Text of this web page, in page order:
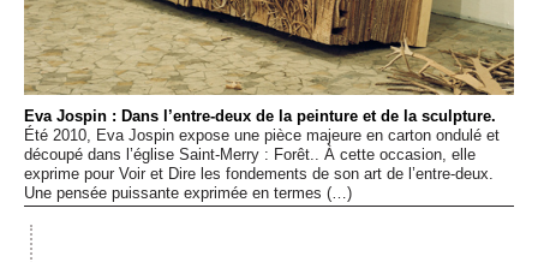
Événements
Sacré
Eva Jospin : Dans l’entre-deux de la peinture et de la sculpture.
Été 2010, Eva Jospin expose une pièce majeure en carton ondulé et
découpé dans l’église Saint-Merry : Forêt.. À cette occasion, elle
exprime pour Voir et Dire les fondements de son art de l’entre-deux.
Une pensée puissante exprimée en termes (…)